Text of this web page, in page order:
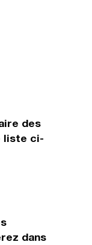
des
liste ci-
dans